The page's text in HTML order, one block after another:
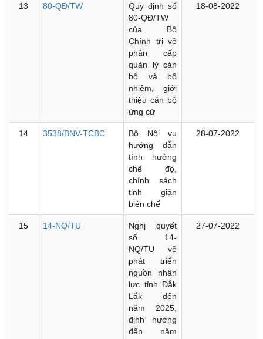
13 80-QĐ/TW
Quy định số
80-QĐ/TW
của Bộ
Chính trị về
phân cấp
quản lý cán
bộ và bổ
nhiệm, giới
thiệu cán bộ
ứng cử
18-08-2022
14 3538/BNV-TCBC
Bộ Nội vụ
hướng dẫn
tính hưởng
chế độ,
chính sách
tinh giản
biên chế
28-07-2022
15 14-NQ/TU
Nghị quyết
số 14-
NQ/TU về
phát triển
nguồn nhân
lực tỉnh Đắk
Lắk đến
năm 2025,
định hướng
đến năm
27-07-2022